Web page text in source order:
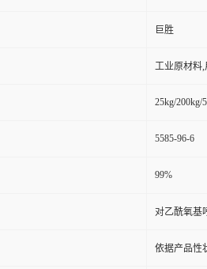
巨胜
工业原材料
25kg/200kg/
5585-96-6
99%
对乙酰氧基
依据产品性